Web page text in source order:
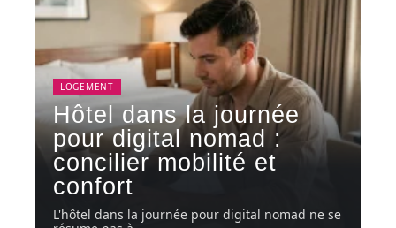
LOGEMENT
Hôtel dans la journée
pour digital nomad :
concilier mobilité et
confort
L'hôtel dans la journée pour digital nomad ne se